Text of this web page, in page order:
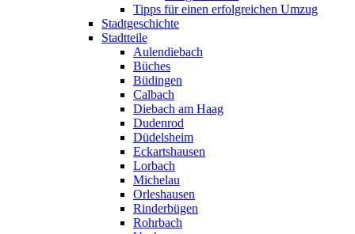
Tipps für einen erfolgreichen Umzug
Stadtgeschichte
Stadtteile
Aulendiebach
Büches
Büdingen
Calbach
Diebach am Haag
Dudenrod
Düdelsheim
Eckartshausen
Lorbach
Michelau
Orleshausen
Rinderbügen
Rohrbach